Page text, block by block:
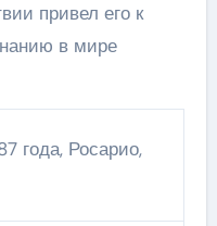
привел его к
в мире
года, Росарио,